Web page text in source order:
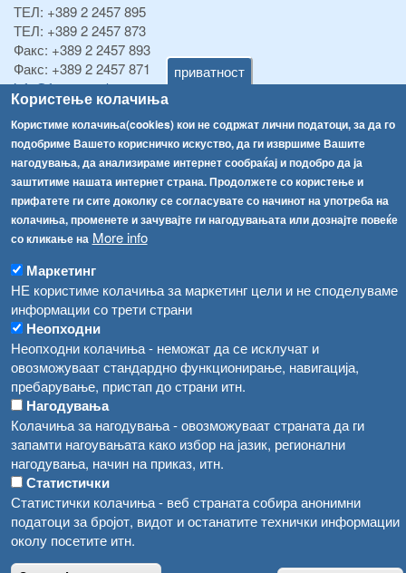
приватност
Користење колачиња
Користиме колачиња(cookies) кои не содржат лични податоци, за да го
подобриме Вашето корисничко искуство, да ги извршиме Вашите
нагодувања, да анализираме интернет сообраќај и подобро да ја
заштитиме нашата интернет страна. Продолжете со користење и
прифатете ги сите доколку се согласувате со начинот на употреба на
колачиња, променете и зачувајте ги нагодувањата или дознајте повеќе
со кликање на More info
Маркетинг
НЕ користиме колачиња за маркетинг цели и не споделуваме
информации со трети страни
Неопходни
Неопходни колачиња - неможат да се исклучат и
овозможуваат стандардно функционирање, навигација,
пребарување, пристап до страни итн.
Нагодувања
Колачиња за нагодувања - овозможуваат страната да ги
запамти нагоувањата како избор на јазик, регионални
нагодувања, начин на приказ, итн.
Статистички
Статистички колачиња - веб страната собира анонимни
податоци за бројот, видот и останатите технички информации
околу посетите итн.
ТЕЛ: +389 2 2457 895
ТЕЛ: +389 2 2457 873
Факс: +389 2 2457 893
Факс: +389 2 2457 871
info@fva.gov.mk
[АХВ-претходна страна]
Соопштенија
Република Бугарија ги засили официјалните контроли при увоз на свежо овошје и зеленчук
Високите температури ризик од труење со храна, опасни се и за животните
Водата во Гостивар може да се користи како техничка, продолжува испораката на флаширана вода
Во Гостивар спроведени 70 вонредни контроли
Забраната за водата во Гостивар останува на сила, операторите да користат само технички безбедна вода
Навигација
Архива
Регистри
Обрасци
Огласи